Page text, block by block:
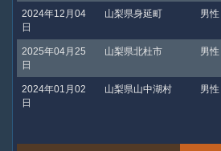
2024年12月04
日
山梨県身延町 男性
2025年04月25
日
山梨県北杜市 男性
2024年01月02
日
山梨県山中湖村 男性